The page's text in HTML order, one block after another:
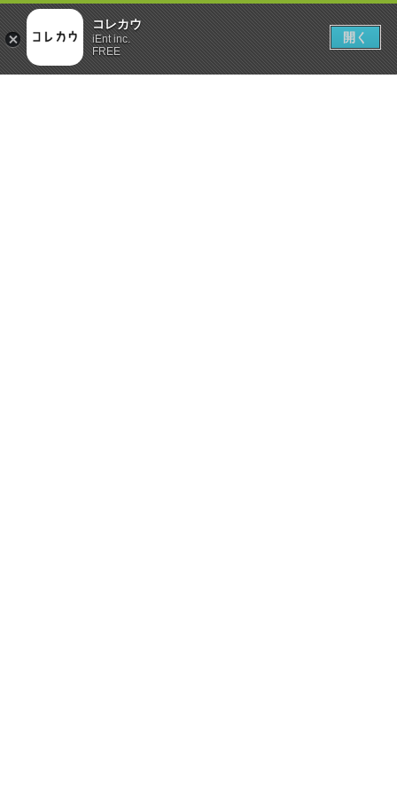
コレカウ
iEnt inc.
FREE
開く